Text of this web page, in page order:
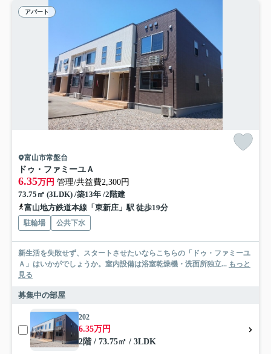
アパート
富山市常盤台
ドゥ・ファミーユＡ
6.35万円 管理/共益費2,300円
73.75㎡ (3LDK) /築13年 /2階建
富山地方鉄道本線「東新庄」駅 徒歩19分
駐輪場 公共下水
新生活を失敗せず、スタートさせたいならこちらの「ドゥ・ファミーユ
Ａ」はいかがでしょうか。室内設備は浴室乾燥機・洗面所独立... もっと
見る
募集中の部屋
202
6.35万円
2階 / 73.75㎡ / 3LDK